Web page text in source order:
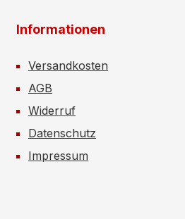
Informationen
Versandkosten
AGB
Widerruf
Datenschutz
Impressum